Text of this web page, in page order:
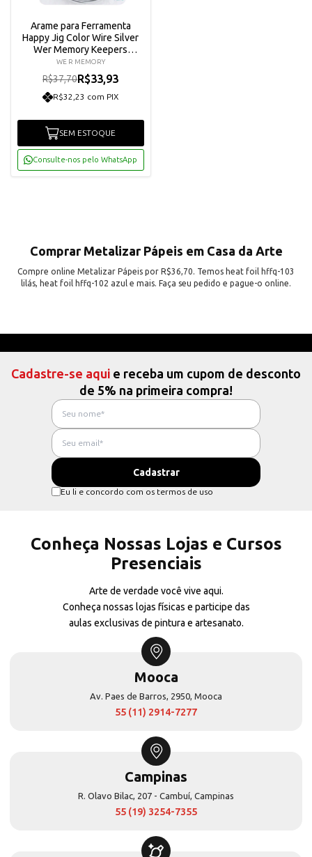
Arame para Ferramenta
Happy Jig Color Wire Silver
Wer Memory Keepers
660274
WE R MEMORY
R$37,70R$33,93
R$32,23 com PIX
SEM ESTOQUE
Consulte-nos pelo WhatsApp
Comprar Metalizar Pápeis em Casa da Arte
Compre online Metalizar Pápeis por R$36,70. Temos heat foil hffq-103
lilás, heat foil hffq-102 azul e mais. Faça seu pedido e pague-o online.
Cadastre-se aqui e receba um cupom de desconto
de 5% na primeira compra!
Eu li e concordo com os termos de uso
Conheça Nossas Lojas e Cursos
Presenciais
Arte de verdade você vive aqui.
Conheça nossas lojas físicas e participe das
aulas exclusivas de pintura e artesanato.
Mooca
Av. Paes de Barros, 2950, Mooca
55 (11) 2914-7277
Campinas
R. Olavo Bilac, 207 - Cambuí, Campinas
55 (19) 3254-7355